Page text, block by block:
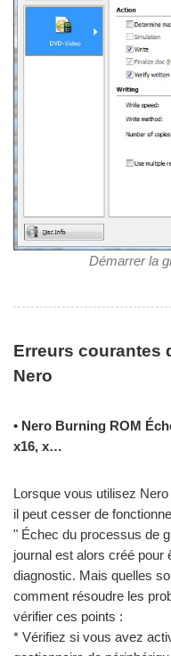
Démarrer la
Erreurs courantes
Nero
• Nero Burning ROM
x16, x…
Lorsque vous utilisez
il peut cesser de
" Échec du processus de
journal est alors créé pour
diagnostic. Mais quelles
comment résoudre les
vérifier ces points :
* Vérifiez si vous avez